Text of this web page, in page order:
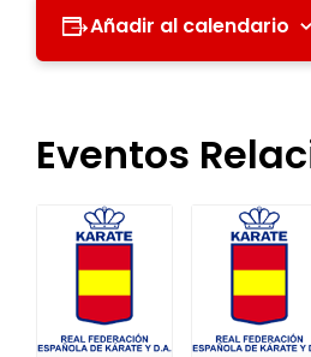
Añadir al calendario
Eventos